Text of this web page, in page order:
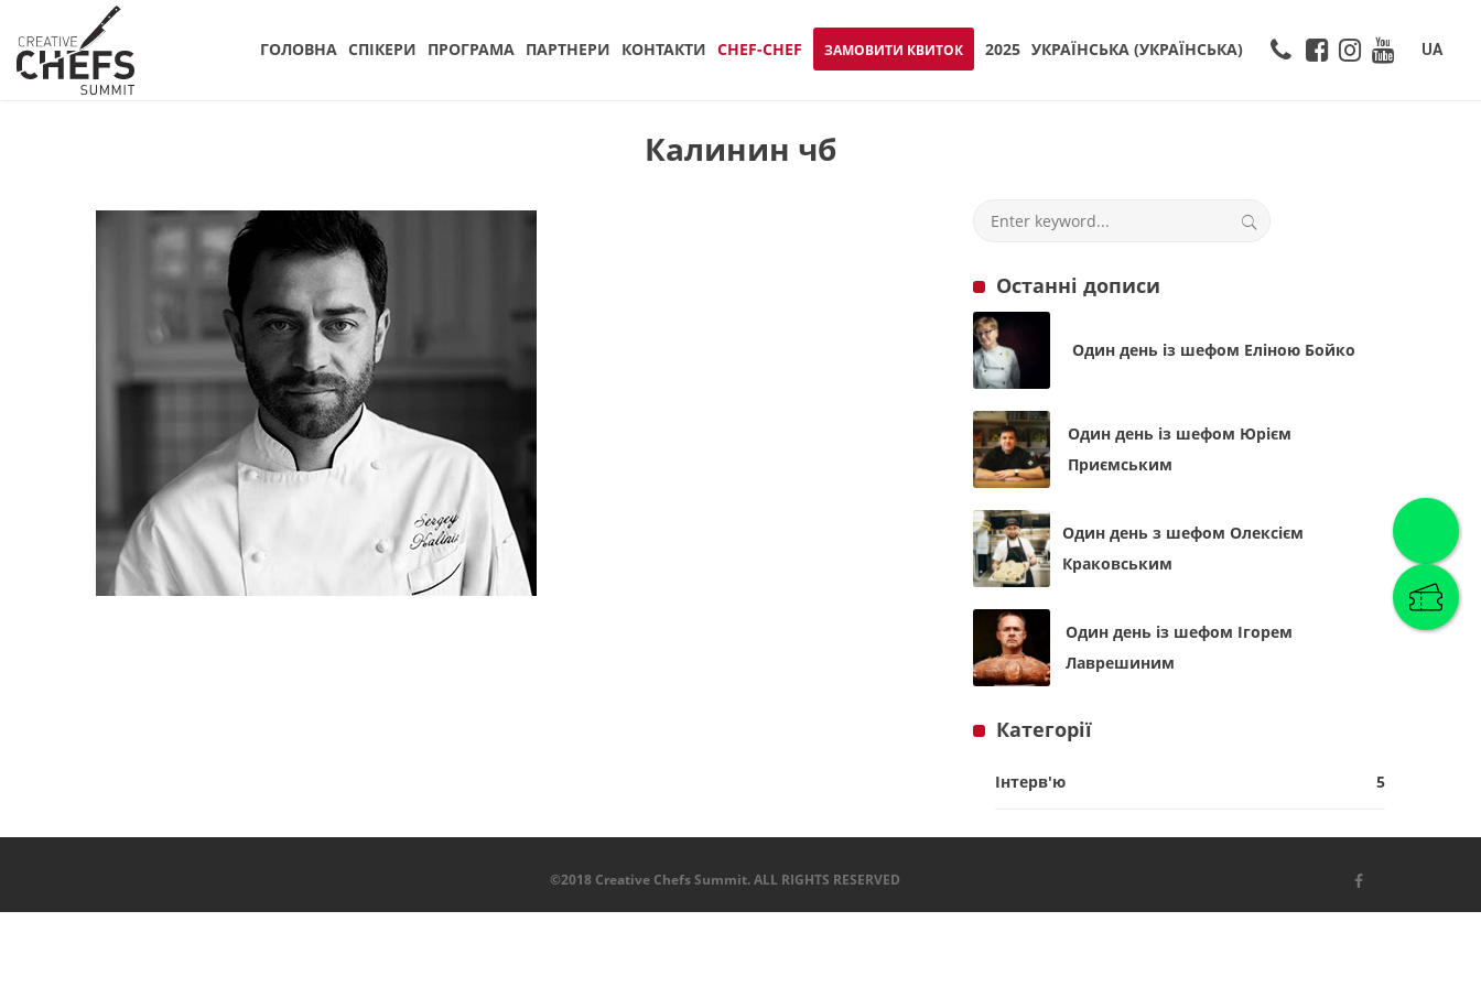
ГОЛОВНА СПIКЕРИ ПРОГРАМА ПАРТНЕРИ КОНТАКТИ CHEF-CHEF ЗАМОВИТИ КВИТОК 2025 УКРАЇНСЬКА (УКРАЇНСЬКА) UA
Калинин чб
Останні дописи
Один день із шефом Еліною Бойко
Один день із шефом Юрієм
Приємським
Один день з шефом Олексієм
Краковським
Один день із шефом Ігорем
Лаврешиним
Категорії
Інтерв'ю 5
©2018 Creative Chefs Summit. ALL RIGHTS RESERVED